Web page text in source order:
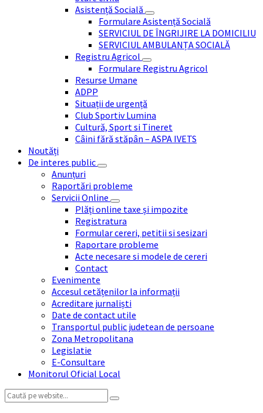
Asistență Socială
Formulare Asistență Socială
SERVICIUL DE ÎNGRIJIRE LA DOMICILIU
SERVICIUL AMBULANȚA SOCIALĂ
Registru Agricol
Formulare Registru Agricol
Resurse Umane
ADPP
Situații de urgență
Club Sportiv Lumina
Cultură, Sport si Tineret
Câini fără stăpân – ASPA IVETS
Noutăți
De interes public
Anunțuri
Raportări probleme
Servicii Online
Plăți online taxe și impozite
Registratura
Formular cereri, petitii si sesizari
Raportare probleme
Acte necesare si modele de cereri
Contact
Evenimente
Accesul cetățenilor la informații
Acreditare jurnaliști
Date de contact utile
Transportul public judetean de persoane
Zona Metropolitana
Legislatie
E-Consultare
Monitorul Oficial Local
Search: